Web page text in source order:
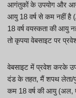
आगंतुकों के उपयोग और
आयु 18 वर्ष से कम नहीं है
18 वर्ष वयस्कता की आयु
तो कृपया वेबसाइट पर
वेबसाइट में प्रवेश करके
दंड के तहत, मैं शपथ लेता/
कम 18 वर्ष की आयु (अल,